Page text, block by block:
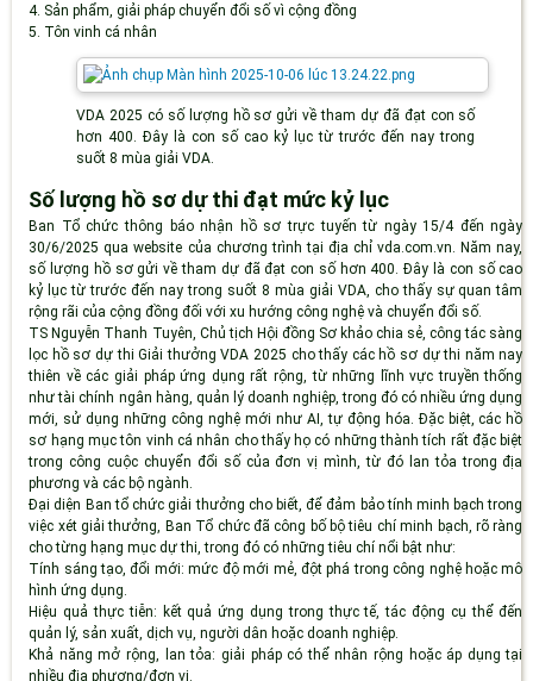
4. Sản phẩm, giải pháp chuyển đổi số vì cộng đồng
5. Tôn vinh cá nhân
VDA 2025 có số lượng hồ sơ gửi về tham dự đã đạt con số
hơn 400. Đây là con số cao kỷ lục từ trước đến nay trong
suốt 8 mùa giải VDA.
Số lượng hồ sơ dự thi đạt mức kỷ lục
Ban Tổ chức thông báo nhận hồ sơ trực tuyến từ ngày 15/4 đến ngày
30/6/2025 qua website của chương trình tại địa chỉ vda.com.vn. Năm nay,
số lượng hồ sơ gửi về tham dự đã đạt con số hơn 400. Đây là con số cao
kỷ lục từ trước đến nay trong suốt 8 mùa giải VDA, cho thấy sự quan tâm
rộng rãi của cộng đồng đối với xu hướng công nghệ và chuyển đổi số.
TS Nguyễn Thanh Tuyên, Chủ tịch Hội đồng Sơ khảo chia sẻ, công tác sàng
lọc hồ sơ dự thi Giải thưởng VDA 2025 cho thấy các hồ sơ dự thi năm nay
thiên về các giải pháp ứng dụng rất rộng, từ những lĩnh vực truyền thống
như tài chính ngân hàng, quản lý doanh nghiệp, trong đó có nhiều ứng dụng
mới, sử dụng những công nghệ mới như AI, tự động hóa. Đặc biệt, các hồ
sơ hạng mục tôn vinh cá nhân cho thấy họ có những thành tích rất đặc biệt
trong công cuộc chuyển đổi số của đơn vị mình, từ đó lan tỏa trong địa
phương và các bộ ngành.
Đại diện Ban tổ chức giải thưởng cho biết, để đảm bảo tính minh bạch trong
việc xét giải thưởng, Ban Tổ chức đã công bố bộ tiêu chí minh bạch, rõ ràng
cho từng hạng mục dự thi, trong đó có những tiêu chí nổi bật như:
Tính sáng tạo, đổi mới: mức độ mới mẻ, đột phá trong công nghệ hoặc mô
hình ứng dụng.
Hiệu quả thực tiễn: kết quả ứng dụng trong thực tế, tác động cụ thể đến
quản lý, sản xuất, dịch vụ, người dân hoặc doanh nghiệp.
Khả năng mở rộng, lan tỏa: giải pháp có thể nhân rộng hoặc áp dụng tại
nhiều địa phương/đơn vị.